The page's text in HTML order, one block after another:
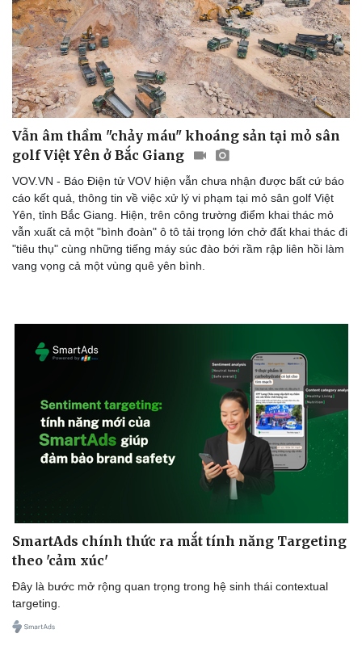
Doanh nghiệp
Thông tin doanh nghiệp
Doanh nghiệp 24h
Doanh nhân
Vì cộng đồng
Công nghệ
Sành điệu
Tin Công nghệ
Trải nghiệm
Chuyển đổi số
Vẫn âm thầm "chảy máu" khoáng sản tại mỏ sân
golf Việt Yên ở Bắc Giang
VOV.VN - Báo Điện tử VOV hiện vẫn chưa nhận được bất cứ báo
cáo kết quả, thông tin về việc xử lý vi phạm tại mỏ sân golf Việt
Yên, tỉnh Bắc Giang. Hiện, trên công trường điểm khai thác mỏ
vẫn xuất cả một "bình đoàn" ô tô tải trọng lớn chở đất khai thác đi
"tiêu thụ" cùng những tiếng máy súc đào bới rầm rập liên hồi làm
vang vọng cả một vùng quê yên bình.
SmartAds chính thức ra mắt tính năng Targeting
theo 'cảm xúc'
Đây là bước mở rộng quan trọng trong hệ sinh thái contextual
targeting.